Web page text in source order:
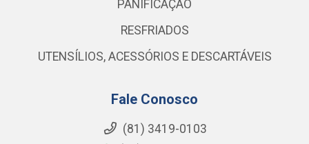
PANIFICAÇÃO
RESFRIADOS
UTENSÍLIOS, ACESSÓRIOS E DESCARTÁVEIS
Fale Conosco
(81) 3419-0103